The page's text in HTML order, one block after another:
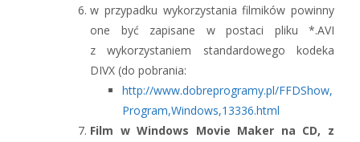
w przypadku wykorzystania filmików powinny
one być zapisane w postaci pliku *.AVI
z wykorzystaniem standardowego kodeka
DIVX (do pobrania:
http://www.dobreprogramy.pl/FFDShow,
Program,Windows,13336.html
Film w Windows Movie Maker na CD, z